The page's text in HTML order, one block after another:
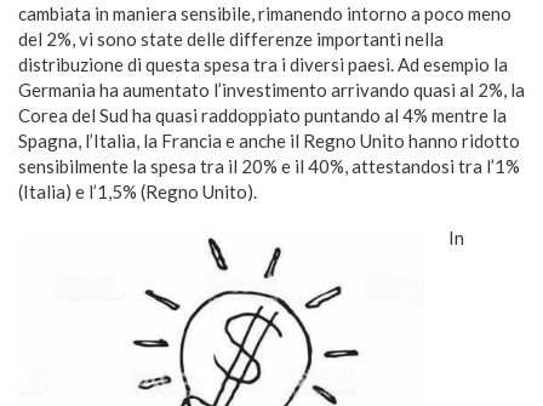
cambiata in maniera sensibile, rimanendo intorno a poco meno
del 2%, vi sono state delle differenze importanti nella
distribuzione di questa spesa tra i diversi paesi. Ad esempio la
Germania ha aumentato l’investimento arrivando quasi al 2%, la
Corea del Sud ha quasi raddoppiato puntando al 4% mentre la
Spagna, l’Italia, la Francia e anche il Regno Unito hanno ridotto
sensibilmente la spesa tra il 20% e il 40%, attestandosi tra l’1%
(Italia) e l’1,5% (Regno Unito).
In